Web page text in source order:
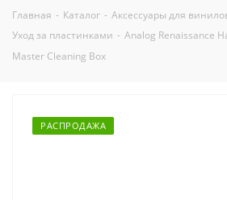
Главная - Каталог - Аксессуары для
Уход за пластинками - Analog Renaissance
Master Cleaning Box
РАСПРОДАЖА